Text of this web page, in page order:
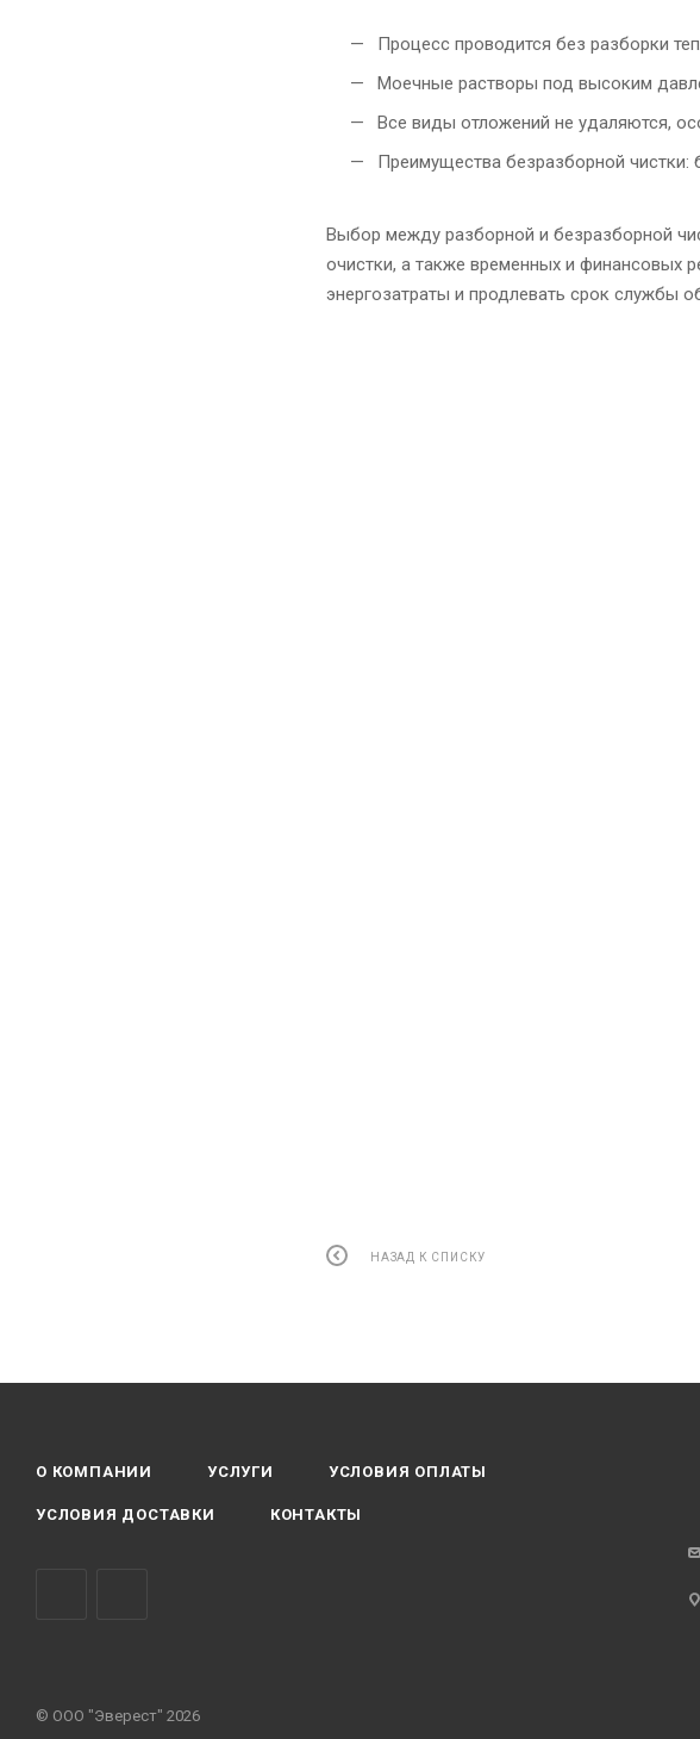
Процесс проводится без разборки
Моечные растворы под высоким
Все виды отложений не удаляются,
Преимущества безразборной
Выбор между разборной и безразборной
очистки, а также временных и финансовых
энергозатраты и продлевать срок службы
НАЗАД К СПИСКУ
О КОМПАНИИ УСЛУГИ УСЛОВИЯ ОПЛАТЫ
УСЛОВИЯ ДОСТАВКИ КОНТАКТЫ
© ООО "Эверест" 2026